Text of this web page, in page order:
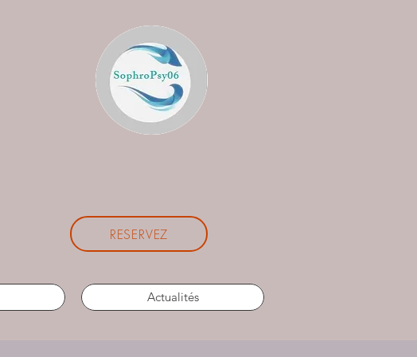
RESERVEZ
Actualités